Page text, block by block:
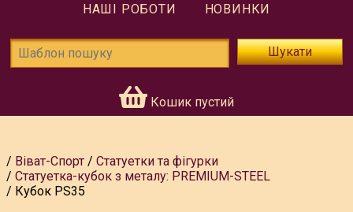
НАШІ РОБОТИ НОВИНКИ
Шукати
Кошик пустий
Віват-Спорт
Статуетки та фігурки
Статуетка-кубок з металу: PREMIUM-STEEL
Кубок PS35